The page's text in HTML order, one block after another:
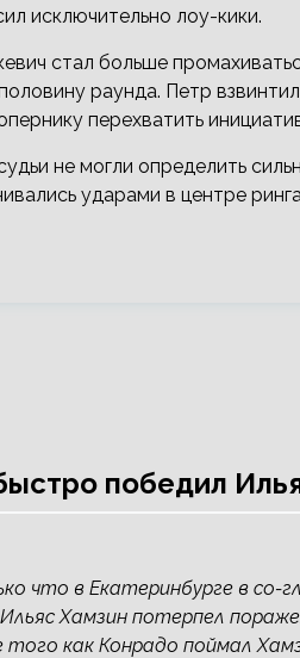
исключительно лоу-кики.
стал больше
раунда. Петр
перехватить
не могли определить
ударами в центре
победил
что в Екатеринбурге в со-
Ильяс Хамзин потерпел
того как Конрадо поймал